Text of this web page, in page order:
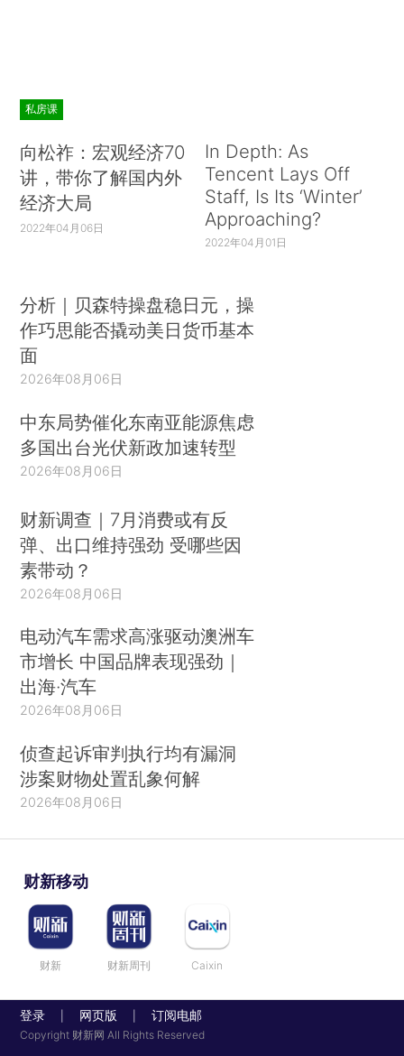
私房课
向松祚：宏观经济70
讲，带你了解国内外
经济大局
2022年04月06日
In Depth: As
Tencent Lays Off
Staff, Is Its ‘Winter’
Approaching?
2022年04月01日
分析｜贝森特操盘稳日元，操
作巧思能否撬动美日货币基本
面
2026年08月06日
中东局势催化东南亚能源焦虑
多国出台光伏新政加速转型
2026年08月06日
财新调查｜7月消费或有反
弹、出口维持强劲 受哪些因
素带动？
2026年08月06日
电动汽车需求高涨驱动澳洲车
市增长 中国品牌表现强劲｜
出海·汽车
2026年08月06日
侦查起诉审判执行均有漏洞
涉案财物处置乱象何解
2026年08月06日
财新移动
财新 财新周刊 Caixin
登录 网页版 订阅电邮
Copyright 财新网 All Rights Reserved